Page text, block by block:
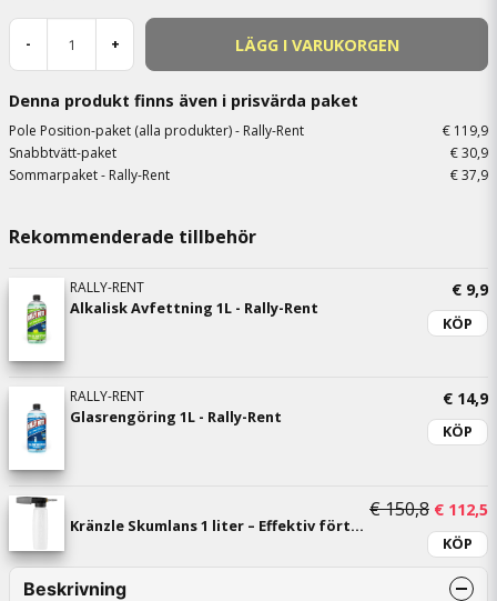
- + LÄGG I VARUKORGEN
Denna produkt finns även i prisvärda paket
Pole Position-paket (alla produkter) - Rally-Rent
€ 119,9
Snabbtvätt-paket
€ 30,9
Sommarpaket - Rally-Rent
€ 37,9
Rekommenderade tillbehör
RALLY-RENT
Alkalisk Avfettning 1L - Rally-Rent
€ 9,9
KÖP
RALLY-RENT
Glasrengöring 1L - Rally-Rent
€ 14,9
KÖP
Kränzle Skumlans 1 liter – Effektiv förtvätt för K1050-serien (D10)
€ 150,8 € 112,5
KÖP
Beskrivning